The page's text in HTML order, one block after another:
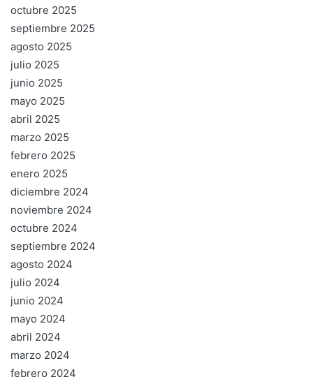
octubre 2025
septiembre 2025
agosto 2025
julio 2025
junio 2025
mayo 2025
abril 2025
marzo 2025
febrero 2025
enero 2025
diciembre 2024
noviembre 2024
octubre 2024
septiembre 2024
agosto 2024
julio 2024
junio 2024
mayo 2024
abril 2024
marzo 2024
febrero 2024